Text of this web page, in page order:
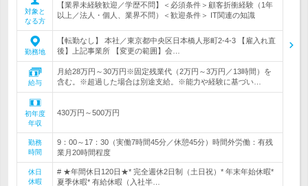
対象と
なる方
【業界未経験歓迎／学歴不問】＜必須条件＞顧客折衝経験（1年
以上／法人・個人、業界不問）＜歓迎条件＞ IT関連の知識
勤務地
【転勤なし】 本社／東京都中央区日本橋人形町2-4-3 【雇入れ直
後】上記事業所 【変更の範囲】会…
給与
月給28万円～30万円※固定残業代（2万円～3万円／13時間）を
含む。※超過した場合は別途支給。※能力や経験に基づい…
初年度
年収
430万円～500万円
勤務
時間
9：00～17：30（実働7時間45分／休憩45分）時間外労働：有残
業月20時間程度
休日
休暇
# ★年間休日120日★* 完全週休2日制（土日祝）* 年末年始休暇*
夏季休暇* 有給休暇（入社半…